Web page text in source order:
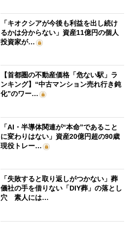
「キオクシアが今後も利益を出し続け
るかは分からない」資産11億円の個人
投資家が…
【首都圏の不動産価格「危ない駅」ラ
ンキング】“中古マンション売れ行き鈍
化”のワー…
「AI・半導体関連が“本命”であること
に変わりはない」資産20億円超の90歳
現役トレー…
「失敗すると取り返しがつかない」葬
儀社の手を借りない「DIY葬」の落とし
穴 素人には…